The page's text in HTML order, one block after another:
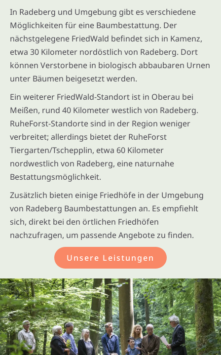
In Radeberg und Umgebung gibt es verschiedene
Möglichkeiten für eine Baumbestattung. Der
nächstgelegene FriedWald befindet sich in Kamenz,
etwa 30 Kilometer nordöstlich von Radeberg. Dort
können Verstorbene in biologisch abbaubaren Urnen
unter Bäumen beigesetzt werden.
Ein weiterer FriedWald-Standort ist in Oberau bei
Meißen, rund 40 Kilometer westlich von Radeberg.
RuheForst-Standorte sind in der Region weniger
verbreitet; allerdings bietet der RuheForst
Tiergarten/Tschepplin, etwa 60 Kilometer
nordwestlich von Radeberg, eine naturnahe
Bestattungsmöglichkeit.
Zusätzlich bieten einige Friedhöfe in der Umgebung
von Radeberg Baumbestattungen an. Es empfiehlt
sich, direkt bei den örtlichen Friedhöfen
nachzufragen, um passende Angebote zu finden.
Unsere Leistungen